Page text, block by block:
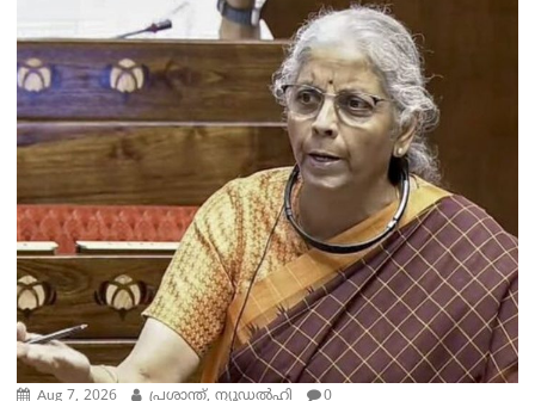
Aug 7, 2026 പ്രശാന്ത്, ന്യൂഡല്‍ഹി 0